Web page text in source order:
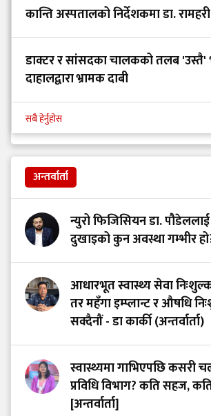
कान्ति अस्पतालको निर्देशकमा डा.
डाक्टर र सांसदका चालकको तलब
दाहालद्वारा भ्रामक दाबी
सबै हेर्नुहोस
अन्तर्वार्ता
न्युरो फिजिसियन डा. पौडेललाई
दुखाइको कुन अवस्था गम्भीर
आधारभूत स्वास्थ्य सेवा
तर महँगा इम्प्लान्ट र औषधि
सक्दैनौं - डा कार्की (अन्तर्वार्ता)
स्वास्थ्यमा गाभिएपछि कसरी
प्रविधि विभाग? कति सहज,
[अन्तर्वार्ता]